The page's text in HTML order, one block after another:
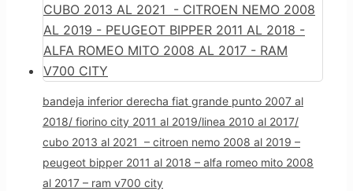
bandeja inferior derecha fiat grande punto 2007 al
2018/ fiorino city 2011 al 2019/linea 2010 al 2017/
cubo 2013 al 2021 – citroen nemo 2008 al 2019 –
peugeot bipper 2011 al 2018 – alfa romeo mito 2008
al 2017 – ram v700 city